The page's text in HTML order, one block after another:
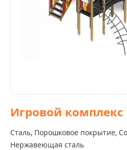
Игровой комплекс
Сталь, Порошковое покрытие,
Нержавеющая сталь